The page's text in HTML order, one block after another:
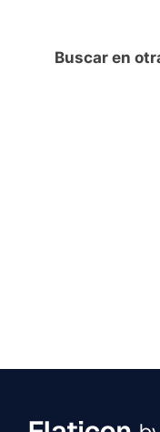
Buscar en